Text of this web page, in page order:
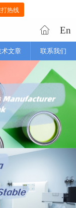
热线
En
术文章 联系我们